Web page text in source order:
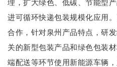
理，扩大绿色、低碳、节能型
进可循环快递包装规模化应用
合作，针对泉州产品特点，研
关的新型包装产品和绿色包装
端配送等环节使用新能源车辆